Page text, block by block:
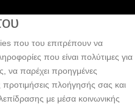
που του επιτρέπουν να
που είναι πολύτιμες για
να παρέχει προηγμένες
προτιμήσεις πλοήγησής σας και
με μέσα κοινωνικής